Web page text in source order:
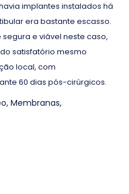
implantes instalados há
era bastante escasso.
e viável neste caso,
satisfatório mesmo
local, com
60 dias pós-cirúrgicos.
,Membranas,